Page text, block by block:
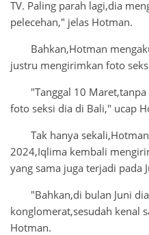
TV. Paling parah lagi,dia
pelecehan," jelas Hotman.
Bahkan,Hotman
justru mengirimkan foto
"Tanggal 10
foto seksi dia di Bali," ucap
Tak hanya
2024,Iqlima kembali
yang sama juga terjadi pada
"Bahkan,di bulan Juni
konglomerat,sesudah kenal
Hotman.